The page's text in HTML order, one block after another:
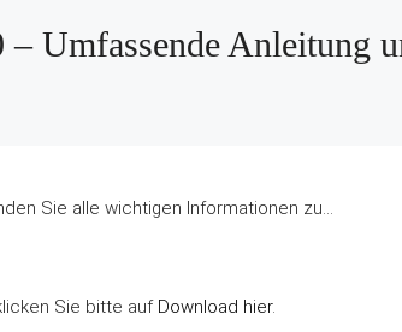
Umfassende Anleitung
Sie alle wichtigen Informationen zu…
Sie bitte auf Download hier.